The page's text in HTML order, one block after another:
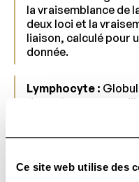
Ce site web utilise des
la vraisemblance de
deux loci et la
liaison, calculé pour
donnée.
Lymphocyte :
des autres en ce
moelle osseuse
dits "lymphoïdes"